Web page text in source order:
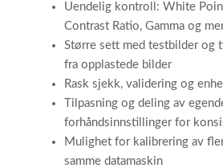
Uendelig kontroll: White
Contrast Ratio, Gamma og
Større sett med testbilder og
fra opplastede bilder
Rask sjekk, validering og
Tilpasning og deling av
forhåndsinnstillinger for
Mulighet for kalibrering av
samme datamaskin